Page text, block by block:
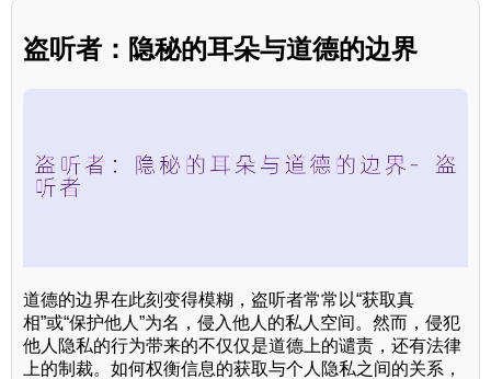
盗听者：隐秘的耳朵与道德的边界
道德的边界在此刻变得模糊，盗听者常常以“获取真
相”或“保护他人”为名，侵入他人的私人空间。然而，侵犯
他人隐私的行为带来的不仅仅是道德上的谴责，还有法律
上的制裁。如何权衡信息的获取与个人隐私之间的关系，